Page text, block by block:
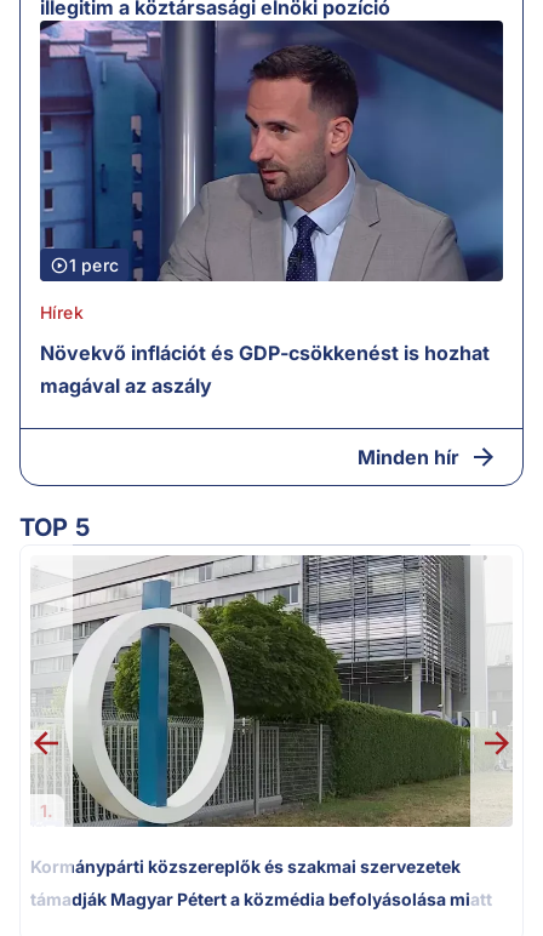
illegitim a köztársasági elnöki pozíció
1 perc
Hírek
Növekvő inflációt és GDP-csökkenést is hozhat
magával az aszály
Minden hír
TOP 5
1.
Kormánypárti közszereplők és szakmai szervezetek
támadják Magyar Pétert a közmédia befolyásolása miatt